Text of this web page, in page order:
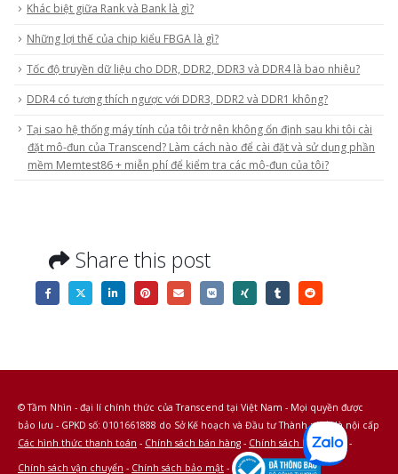
Khác biệt giữa Rank và Bank là gì?
Những lợi thế của chip kiểu FBGA là gì?
Tốc độ truyền dữ liệu cho DDR, DDR2, DDR3 và DDR4 là bao nhiêu?
DDR4 có tương thích ngược với DDR3, DDR2 và DDR1 không?
Tại sao hệ thống máy tính của tôi trở nên không ổn định sau khi tôi cài
đặt mô-đun của Transcend? Làm cách nào để cài đặt và sử dụng phần
mềm Memtest86 + miễn phí để kiểm tra các mô-đun của tôi?
Share this post
© Tầm Nhìn - đại lí chính thức của Transcend tại Việt Nam - Mọi quyền được
bảo lưu - GPKD số: 0101661888 do Sở Kế hoạch và Đầu tư Thành phố Hà nội cấp
Các hình thức thanh toán - Chính sách bán hàng - Chính sách bảo hành -
Chính sách vận chuyển - Chính sách bảo mật -